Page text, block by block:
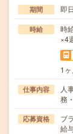
期間 即
時給
時
×4
1
仕事内容
人
務
応募資格
ブ
給